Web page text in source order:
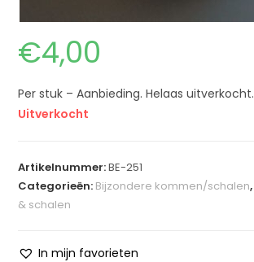
€4,00
Per stuk – Aanbieding. Helaas uitverkocht.
Uitverkocht
Artikelnummer:BE-251
Categorieën: Bijzondere kommen/schalen,
& schalen
In mijn favorieten